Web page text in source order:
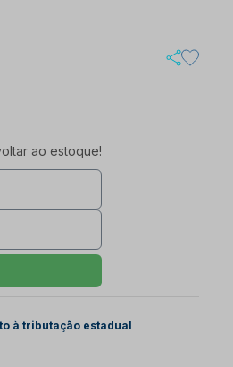
ao estoque!
à tributação estadual